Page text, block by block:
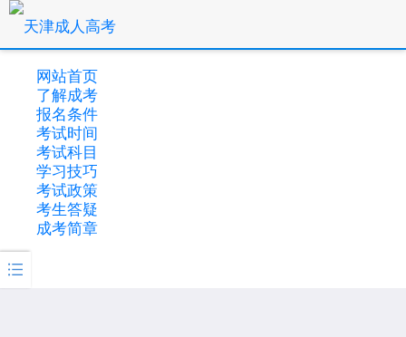
网站首页
了解成考
报名条件
考试时间
考试科目
学习技巧
考试政策
考生答疑
成考简章
